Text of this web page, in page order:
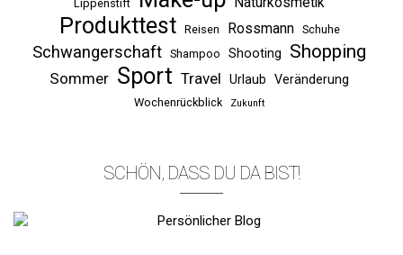
Lippenstift
Produkttest Reisen Rossmann Schuhe
Schwangerschaft Shampoo Shooting Shopping
Sommer Sport Travel Urlaub Veränderung
Wochenrückblick Zukunft
SCHÖN, DASS DU DA BIST!